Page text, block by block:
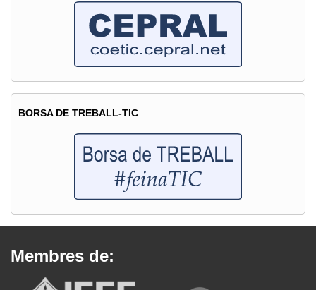
BORSA DE TREBALL-TIC
Membres de: